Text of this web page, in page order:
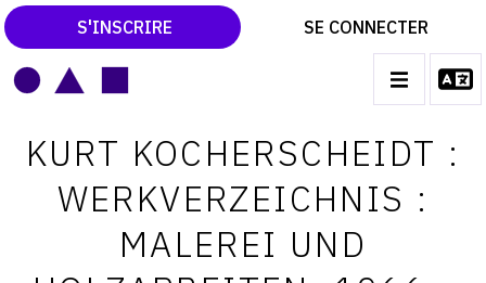
S'INSCRIRE SE CONNECTER
navigation
CATALOGUES RAISONNÉS
LES EXPOSITIONS
LES VERNISSAGES
KURT KOCHERSCHEIDT :
WERKVERZEICHNIS :
MALEREI UND